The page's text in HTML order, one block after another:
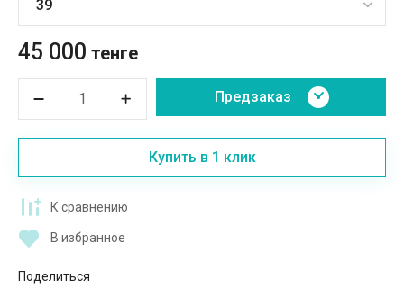
45 000 тенге
Предзаказ
Купить в 1 клик
К сравнению
В избранное
Поделиться